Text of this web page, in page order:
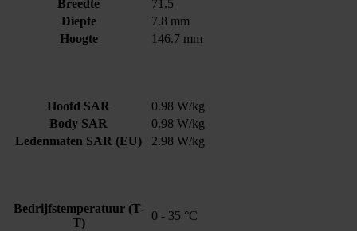
Breedte
71.5
Diepte
7.8 mm
Hoogte
146.7 mm
Hoofd SAR
0.98 W/kg
Body SAR
0.98 W/kg
Ledenmaten SAR (EU)
2.98 W/kg
Bedrijfstemperatuur (T-
T)
0 - 35 °C